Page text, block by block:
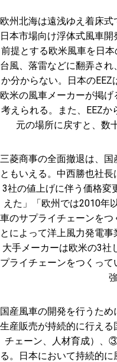
欧州北海は遠浅ゆえ着床
日本市場向け浮体式風車
前提とする欧米風車を日
台風、落雷などに翻弄さ
か分からない。日本のEEZ
欧米の風車メーカーが掲
考えられる。また、EEZ
元の場所に戻すと、数
三菱商事の全面撤退は、
ともいえる。中西勝也社
3社の値上げに伴う価格変
えた」「欧州では2010年
車のサプライチェーンを
とによって洋上風力発電
大手メーカーは欧米の3社
プライチェーンをつくっ
国産風車の開発を行うた
生産販売が持続的に行え
チェーン、人材育成）、
る。日本において持続的